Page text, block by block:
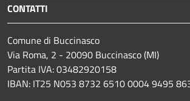
CONTATTI
Comune di Buccinasco
Via Roma, 2 - 20090 Buccinasco (MI)
Partita IVA: 03482920158
IBAN: IT25 N053 8732 6510 0004 9495